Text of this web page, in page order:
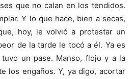
que no calan en los tendidos.
Y lo que hace, bien a secas,
hoy, le volvió a protestar un
de la tarde le tocó a él. Ya es
tuvo un pase. Manso, flojo y a la
los engaños. Y, ya digo, acortar